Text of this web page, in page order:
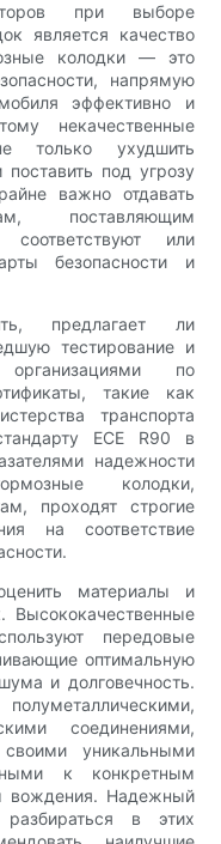
при выборе
является качество
колодки — это
напрямую
эффективно и
некачественные
только ухудшить
под угрозу
важно отдавать
поставляющим
или
безопасности и
предлагает ли
тестирование и
по
такие как
транспорта
ECE R90 в
надежности
колодки,
проходят строгие
на соответствие
материалы и
Высококачественные
передовые
оптимальную
и долговечность.
соединениями,
уникальными
к конкретным
вождения. Надежный
в этих